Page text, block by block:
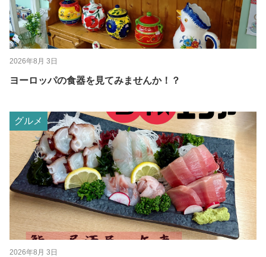
2026年8月 3日
ヨーロッパの食器を見てみませんか！？
グルメ
2026年8月 3日